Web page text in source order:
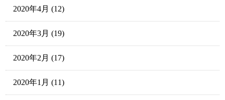
2020年4月 (12)
2020年3月 (19)
2020年2月 (17)
2020年1月 (11)